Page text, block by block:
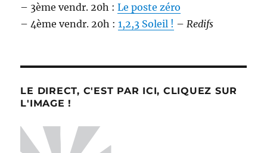
– 3ème vendr. 20h :Le poste zéro
– 4ème vendr. 20h :1,2,3 Soleil ! – Redifs
LE DIRECT, C'EST PAR ICI, CLIQUEZ SUR
L'IMAGE !